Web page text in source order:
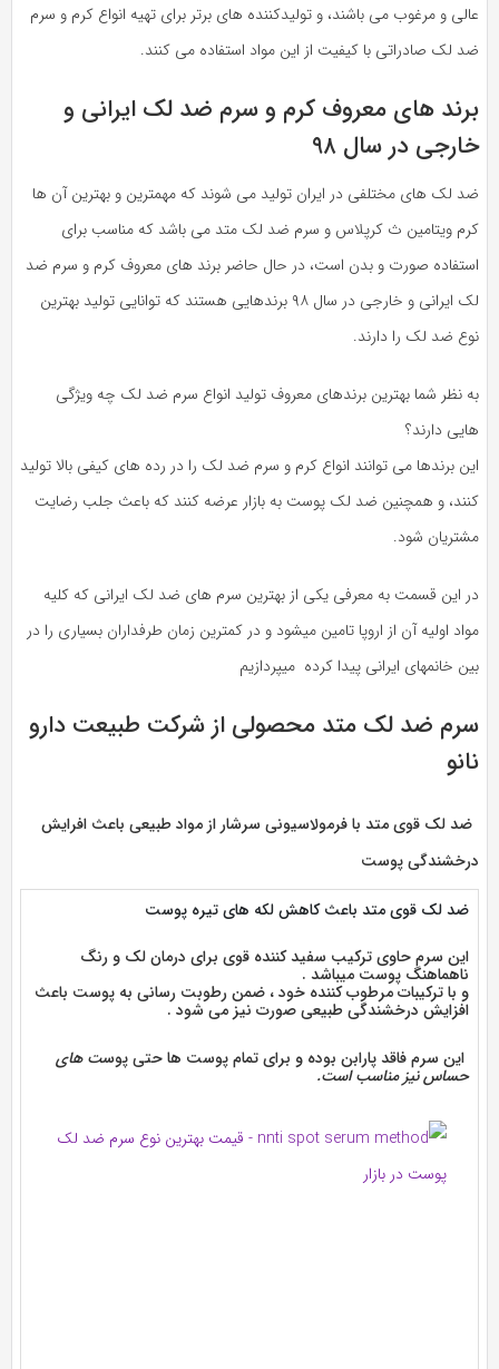
عالی و مرغوب می باشند، و تولیدکننده های برتر برای تهیه انواع کرم و سرم
ضد لک صادراتی با کیفیت از این مواد استفاده می کنند.
برند های معروف کرم و سرم ضد لک ایرانی و
خارجی در سال ۹۸
ضد لک های مختلفی در ایران تولید می شوند که مهمترین و بهترین آن ها
کرم ویتامین ث کرپلاس و سرم ضد لک متد می باشد که مناسب برای
استفاده صورت و بدن است، در حال حاضر برند های معروف کرم و سرم ضد
لک ایرانی و خارجی در سال ۹۸ برندهایی هستند که توانایی تولید بهترین
نوع ضد لک را دارند.
به نظر شما بهترین برندهای معروف تولید انواع سرم ضد لک چه ویژگی
هایی دارند؟
این برندها می توانند انواع کرم و سرم ضد لک را در رده های کیفی بالا تولید
کنند، و همچنین ضد لک پوست به بازار عرضه کنند که باعث جلب رضایت
مشتریان شود.
در این قسمت به معرفی یکی از بهترین سرم های ضد لک ایرانی که کلیه
مواد اولیه آن از اروپا تامین میشود و در کمترین زمان طرفداران بسیاری را در
بین خانمهای ایرانی پیدا کرده میپردازیم
سرم ضد لک متد محصولی از شرکت طبیعت دارو
نانو
ضد لک قوی متد با فرمولاسیونی سرشار از مواد طبیعی باعث افرایش
درخشندگی پوست
ضد لک قوی متدباعث کاهش لکه های تیره پوست
این سرم حاوی ترکیب سفید کننده قوی برای درمان لک و رنگ
ناهماهنگ پوست میباشد .
و با ترکیبات مرطوب کننده خود ، ضمن رطوبت رسانی به پوست باعث
افزایش درخشندگی طبیعی صورت نیز می شود .
این سرم فاقد پارابن بوده و برای تمام پوست ها حتی پوست های
حساس نیز مناسب است.